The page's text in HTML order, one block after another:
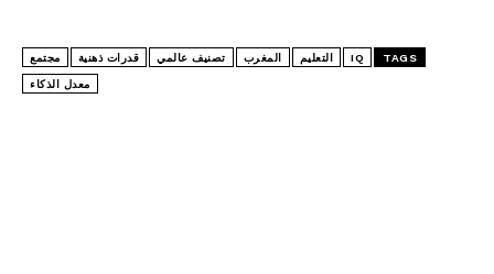
TAGS
IQ التعليم المغرب تصنيف عالمي قدرات ذهنية مجتمع
معدل الذكاء